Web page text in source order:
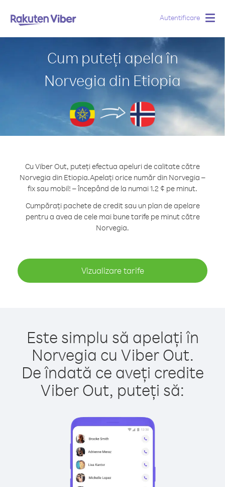
Autentificare
Cum puteți apela în
Norvegia din Etiopia
Cu Viber Out, puteți efectua apeluri de calitate către
Norvegia din Etiopia.Apelați orice număr din Norvegia –
fix sau mobil! – începând de la numai 1.2 ¢ pe minut.
Cumpărați pachete de credit sau un plan de apelare
pentru a avea de cele mai bune tarife pe minut către
Norvegia.
Vizualizare tarife
Este simplu să apelați în
Norvegia cu Viber Out.
De îndată ce aveți credite
Viber Out, puteți să: